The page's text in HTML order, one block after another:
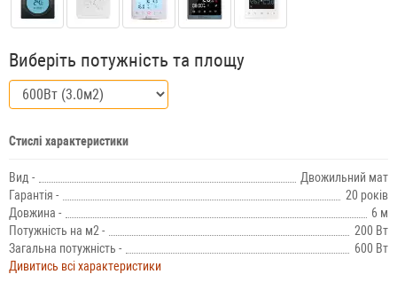
Виберіть потужність та площу
Стислі характеристики
Вид -
Двожильний мат
Гарантія -
20 років
Довжина -
6 м
Потужність на м2 -
200 Вт
Загальна потужність -
600 Вт
Дивитись всі характеристики